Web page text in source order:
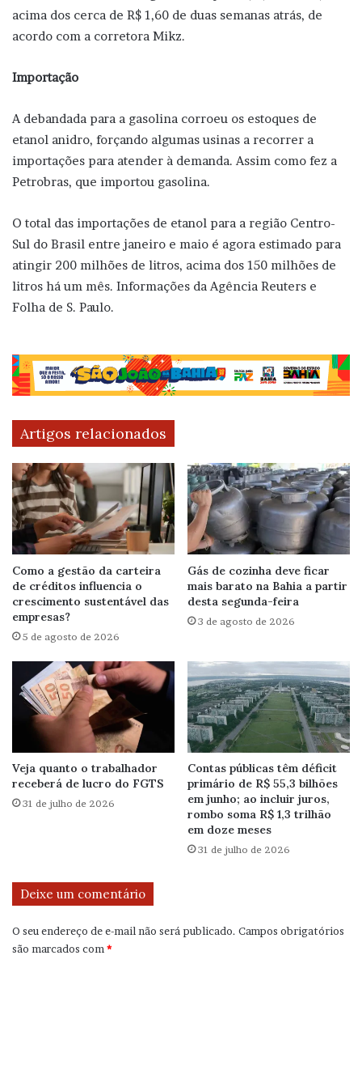
acima dos cerca de R$ 1,60 de duas semanas atrás, de
acordo com a corretora Mikz.
Importação
A debandada para a gasolina corroeu os estoques de
etanol anidro, forçando algumas usinas a recorrer a
importações para atender à demanda. Assim como fez a
Petrobras, que importou gasolina.
O total das importações de etanol para a região Centro-
Sul do Brasil entre janeiro e maio é agora estimado para
atingir 200 milhões de litros, acima dos 150 milhões de
litros há um mês. Informações da Agência Reuters e
Folha de S. Paulo.
Artigos relacionados
Como a gestão da carteira
de créditos influencia o
crescimento sustentável das
empresas?
5 de agosto de 2026
Gás de cozinha deve ficar
mais barato na Bahia a partir
desta segunda-feira
3 de agosto de 2026
Veja quanto o trabalhador
receberá de lucro do FGTS
31 de julho de 2026
Contas públicas têm déficit
primário de R$ 55,3 bilhões
em junho; ao incluir juros,
rombo soma R$ 1,3 trilhão
em doze meses
31 de julho de 2026
Deixe um comentário
O seu endereço de e-mail não será publicado. Campos obrigatórios
são marcados com*